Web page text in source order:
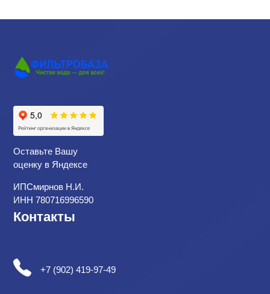
Оставьте Вашу
оценку в Яндексе
ИПСмирнов Н.И.
ИНН 780716996590
Контакты
+7 (902) 419-97-49